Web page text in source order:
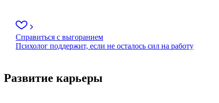
Справиться с выгоранием
Психолог поддержит, если не осталось сил на работу
Развитие карьеры